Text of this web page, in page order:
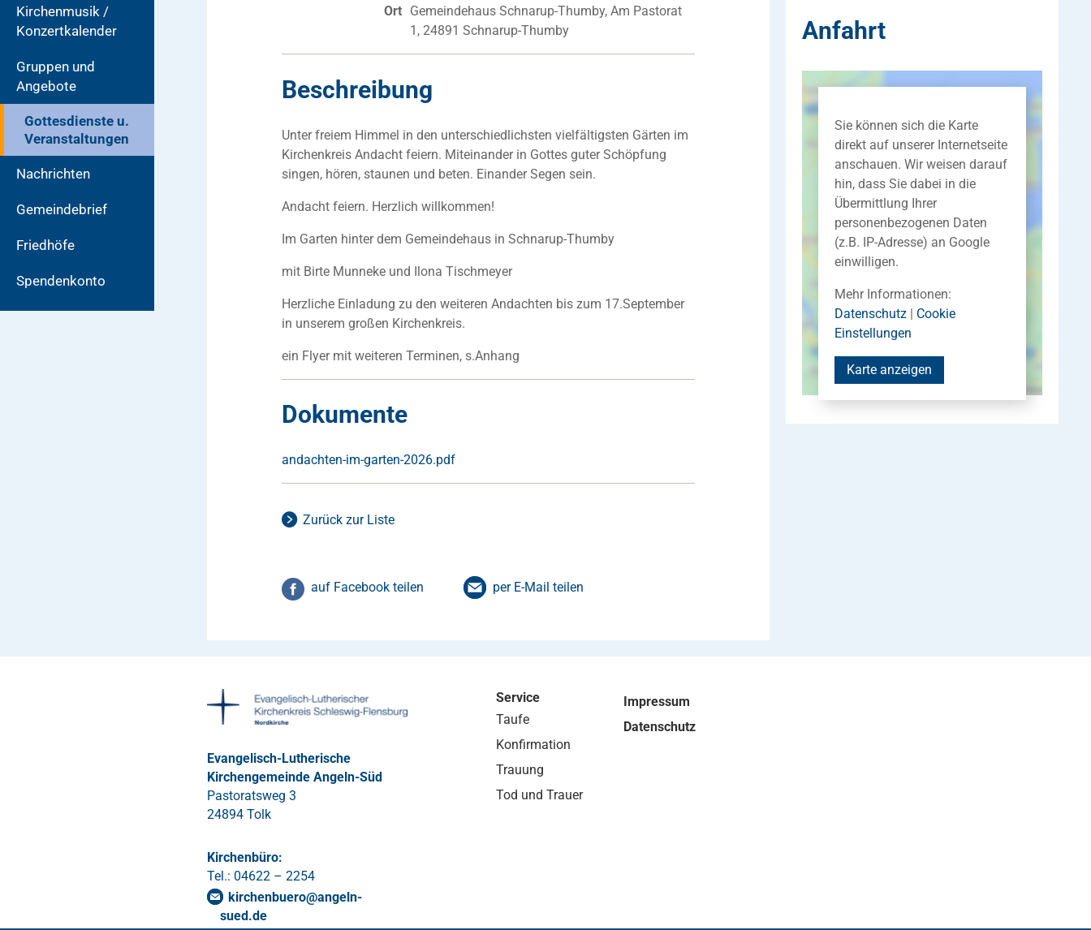
Kirchenmusik /
Konzertkalender
Gruppen und
Angebote
Gottesdienste u.
Veranstaltungen
Nachrichten
Gemeindebrief
Friedhöfe
Spendenkonto
Ort Gemeindehaus Schnarup-Thumby, Am Pastorat
1, 24891 Schnarup-Thumby
Beschreibung
Unter freiem Himmel in den unterschiedlichsten vielfältigsten Gärten im
Kirchenkreis Andacht feiern. Miteinander in Gottes guter Schöpfung
singen, hören, staunen und beten. Einander Segen sein.
Andacht feiern. Herzlich willkommen!
Im Garten hinter dem Gemeindehaus in Schnarup-Thumby
mit Birte Munneke und Ilona Tischmeyer
Herzliche Einladung zu den weiteren Andachten bis zum 17.September
in unserem großen Kirchenkreis.
ein Flyer mit weiteren Terminen, s.Anhang
Dokumente
andachten-im-garten-2026.pdf
Zurück zur Liste
auf Facebook teilen per E-Mail teilen
Anfahrt
Sie können sich die Karte
direkt auf unserer Internetseite
anschauen. Wir weisen darauf
hin, dass Sie dabei in die
Übermittlung Ihrer
personenbezogenen Daten
(z.B. IP-Adresse) an Google
einwilligen.
Mehr Informationen:
Datenschutz| Cookie
Einstellungen
Karte anzeigen
Evangelisch-Lutherische
Kirchengemeinde Angeln-Süd
Pastoratsweg 3
24894 Tolk
Kirchenbüro:
Tel.: 04622 – 2254
kirchenbuero@angeln-
sued.de
Service
Taufe
Konfirmation
Trauung
Tod und Trauer
Impressum
Datenschutz